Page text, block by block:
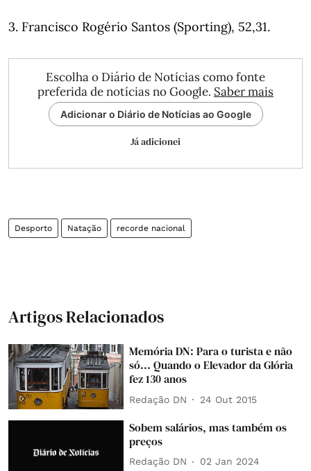
3. Francisco Rogério Santos (Sporting), 52,31.
Escolha o Diário de Notícias como fonte
preferida de notícias no Google. Saber mais
Adicionar o Diário de Notícias ao Google
Já adicionei
Desporto Natação recorde nacional
Artigos Relacionados
Memória DN: Para o turista e não
só... Quando o Elevador da Glória
fez 130 anos
Redação DN 24 Out 2015
Sobem salários, mas também os
preços
Redação DN 02 Jan 2024